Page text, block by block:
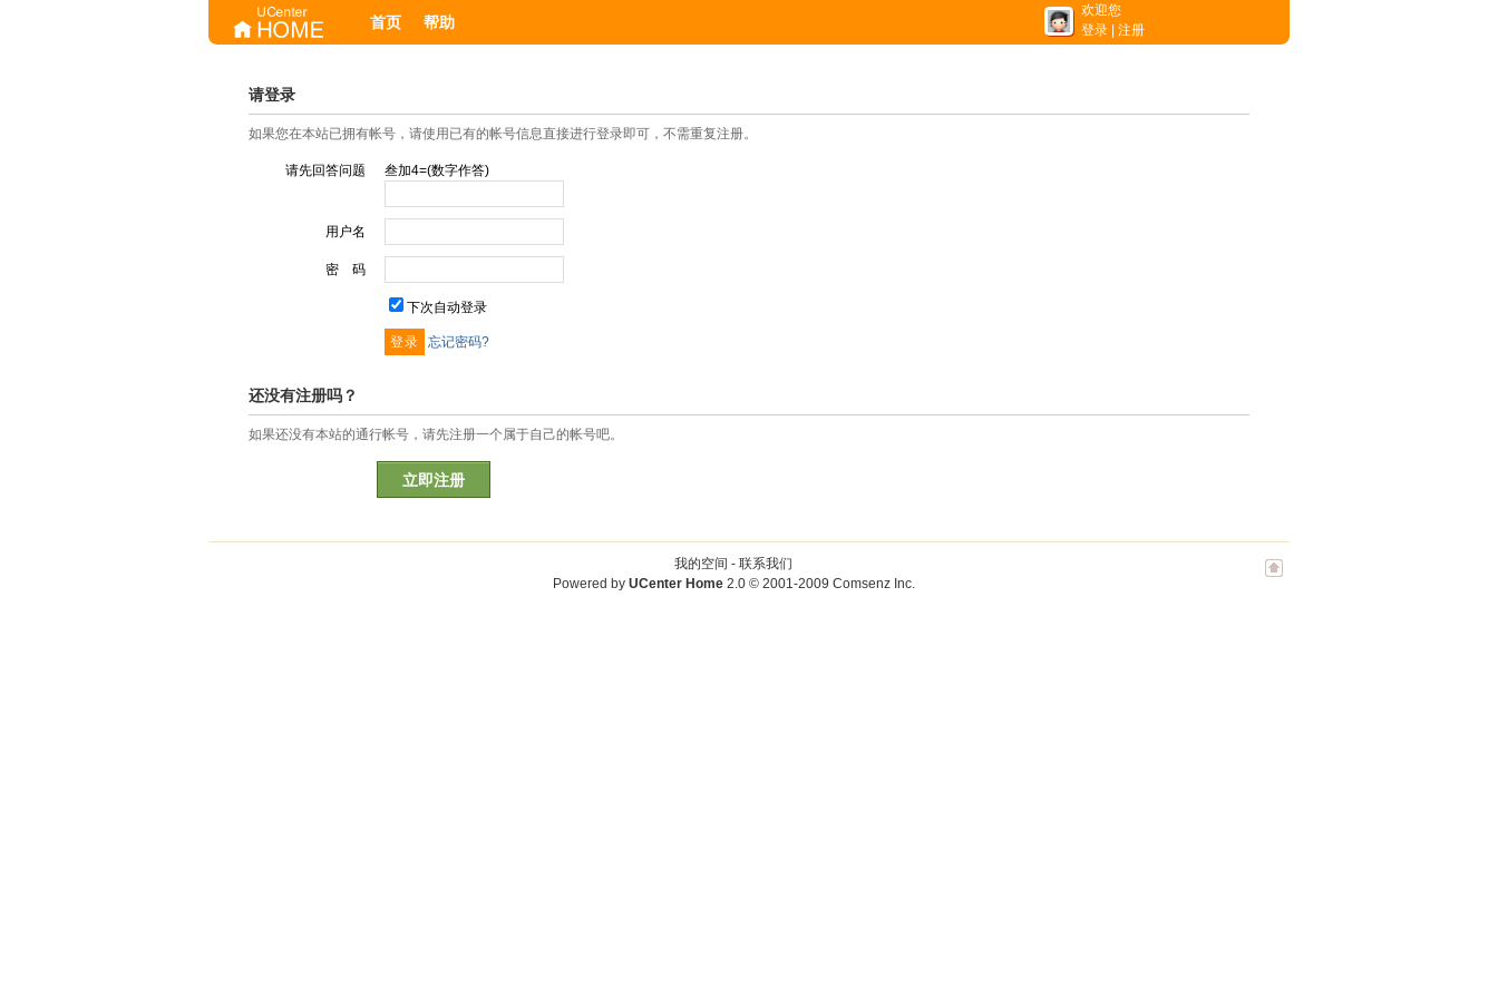
首页 帮助
欢迎您
登录
注册
请登录
如果您在本站已拥有帐号，请使用已有的帐号信息直接进行登录即可，不需重复注册。
请先回答问题 叁加4=(数字作答)
用户名
密 码
下次自动登录
忘记密码?
还没有注册吗？
如果还没有本站的通行帐号，请先注册一个属于自己的帐号吧。
立即注册
我的空间 - 联系我们
Powered by UCenter Home 2.0© 2001-2009 Comsenz Inc.